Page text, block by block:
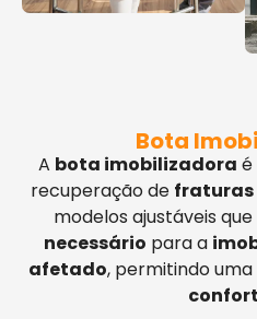
Bota
A bota imobilizadora é
recuperação de fraturas
modelos ajustáveis
necessário para a
afetado, permitindo uma